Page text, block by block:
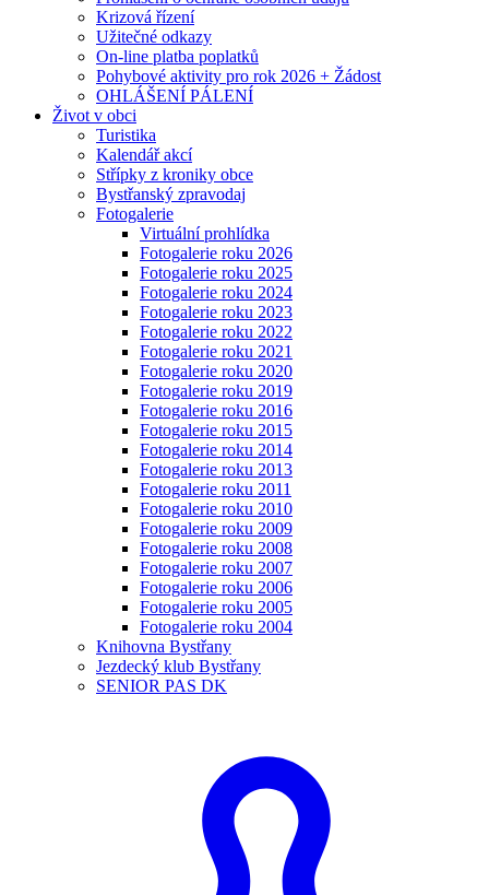
Krizová řízení
Užitečné odkazy
On-line platba poplatků
Pohybové aktivity pro rok 2026 + Žádost
OHLÁŠENÍ PÁLENÍ
Život v obci
Turistika
Kalendář akcí
Střípky z kroniky obce
Bystřanský zpravodaj
Fotogalerie
Virtuální prohlídka
Fotogalerie roku 2026
Fotogalerie roku 2025
Fotogalerie roku 2024
Fotogalerie roku 2023
Fotogalerie roku 2022
Fotogalerie roku 2021
Fotogalerie roku 2020
Fotogalerie roku 2019
Fotogalerie roku 2016
Fotogalerie roku 2015
Fotogalerie roku 2014
Fotogalerie roku 2013
Fotogalerie roku 2011
Fotogalerie roku 2010
Fotogalerie roku 2009
Fotogalerie roku 2008
Fotogalerie roku 2007
Fotogalerie roku 2006
Fotogalerie roku 2005
Fotogalerie roku 2004
Knihovna Bystřany
Jezdecký klub Bystřany
SENIOR PAS DK